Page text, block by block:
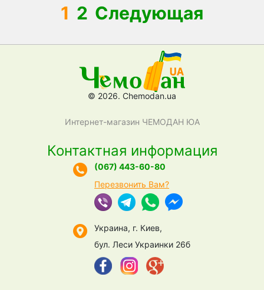
1 2 Следующая
© 2026. Chemodan.ua
Интернет-магазин ЧЕМОДАН ЮА
Контактная информация
(067) 443-60-80
Перезвонить Вам?
Украина, г. Киев,
бул. Леси Украинки 26б